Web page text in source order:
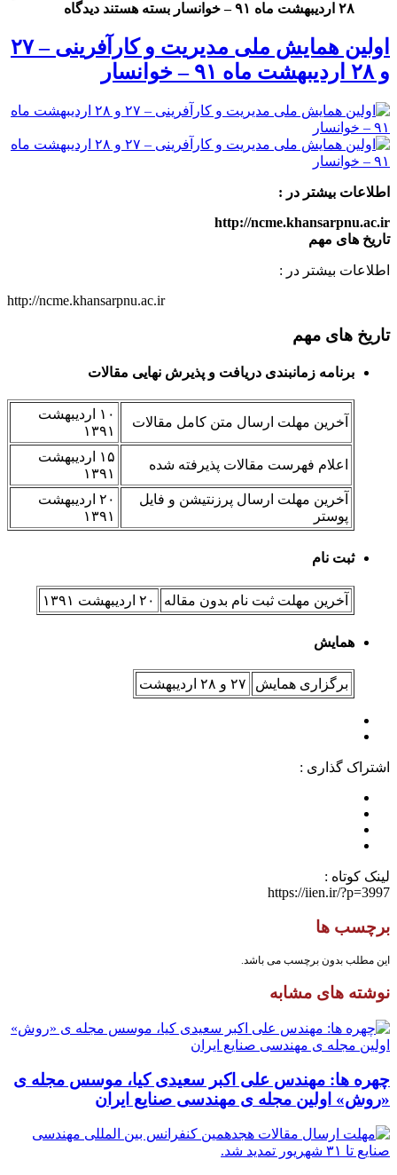
۲۸ اردیبهشت ماه ۹۱ – خوانسار
بسته هستند دیدگاه
اولین همایش ملی مدیریت و کارآفرینی – ۲۷
و ۲۸ اردیبهشت ماه ۹۱ – خوانسار
اطلاعات بیشتر در :
http://ncme.khansarpnu.ac.ir
تاریخ های مهم
اطلاعات بیشتر در :
http://ncme.khansarpnu.ac.ir
تاریخ های مهم
برنامه زمانبندی دریافت و پذیرش نهایی مقالات
آخرین مهلت ارسال متن کامل مقالات
۱۰ اردیبهشت
۱۳۹۱
اعلام فهرست مقالات پذیرفته شده
۱۵ اردیبهشت
۱۳۹۱
آخرین مهلت ارسال پرزنتیشن و فایل
پوستر
۲۰ اردیبهشت
۱۳۹۱
ثبت نام
آخرین مهلت ثبت نام بدون مقاله ۲۰ اردیبهشت ۱۳۹۱
همایش
برگزاری همایش ۲۷ و ۲۸ اردیبهشت
اشتراک گذاری :
لینک کوتاه :
https://iien.ir/?p=3997
برچسب ها
این مطلب بدون برچسب می باشد.
نوشته های مشابه
چهره ها: مهندس علی اکبر سعیدی کیا، موسس مجله ی
«روش» اولین مجله ی مهندسی صنایع ایران